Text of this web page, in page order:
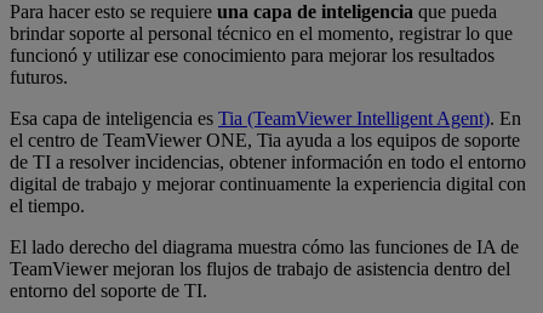
Para hacer esto se requiere una capa de inteligencia que pueda
brindar soporte al personal técnico en el momento, registrar lo que
funcionó y utilizar ese conocimiento para mejorar los resultados
futuros.
Esa capa de inteligencia es Tia (TeamViewer Intelligent Agent). En
el centro de TeamViewer ONE, Tia ayuda a los equipos de soporte
de TI a resolver incidencias, obtener información en todo el entorno
digital de trabajo y mejorar continuamente la experiencia digital con
el tiempo.
El lado derecho del diagrama muestra cómo las funciones de IA de
TeamViewer mejoran los flujos de trabajo de asistencia dentro del
entorno del soporte de TI.